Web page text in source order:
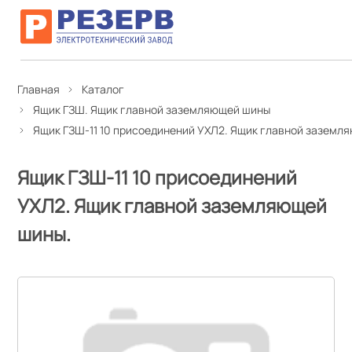
Главная
Каталог
Ящик ГЗШ. Ящик главной заземляющей шины
Ящик ГЗШ-11 10 присоединений УХЛ2. Ящик главной
Ящик ГЗШ-11 10 присоединений
УХЛ2. Ящик главной заземляющей
шины.